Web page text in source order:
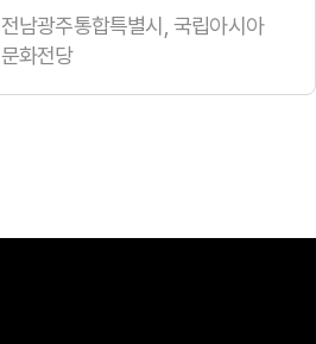
전남광주통합특별시, 국립아시아
문화전당